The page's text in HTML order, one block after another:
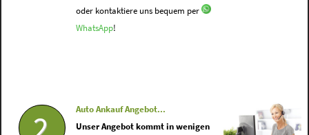
oder kontaktiere uns bequem per
WhatsApp!
Auto Ankauf Angebot...
Unser Angebot kommt in wenigen